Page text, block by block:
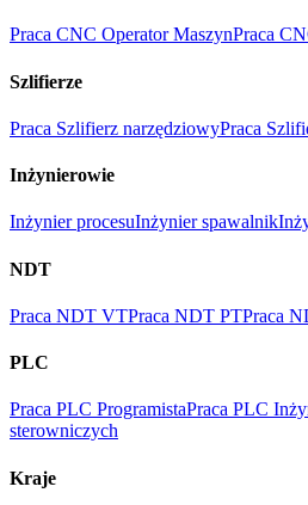
Praca CNC Operator MaszynPraca
Szlifierze
Praca Szlifierz narzędziowyPraca
Inżynierowie
Inżynier procesuInżynier spawalnik
NDT
Praca NDT VTPraca NDT PTPraca
PLC
Praca PLC ProgramistaPraca PLC
sterowniczych
Kraje